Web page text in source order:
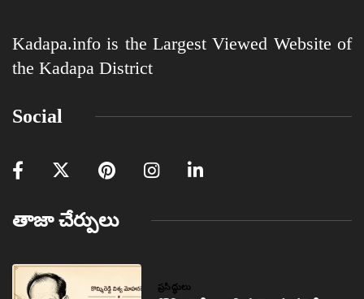
Kadapa.info is the Largest Viewed Website of
the Kadapa District
Social
తాజా చేర్పులు
ప్రసిద్ధులు